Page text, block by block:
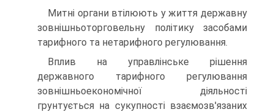
Митні органи втілюють у життя державну
зовнішньоторговельну політику засобами
тарифного та нетарифного регулювання.
Вплив на управлінське рішення
державного тарифного регулювання
зовнішньоекономічної діяльності
грунтується на сукупності взаємозв'язаних